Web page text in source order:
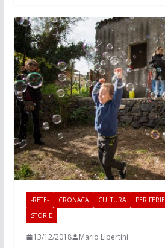
-RETE- CRONACA CULTURA PERIFERIE
STORIE
13/12/2018 Mario Libertini